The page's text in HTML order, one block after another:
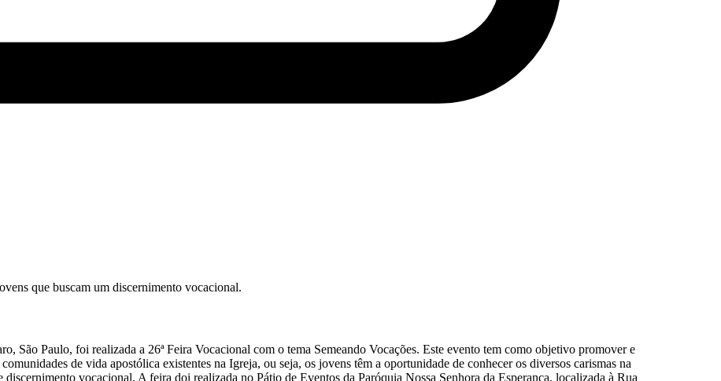
que buscam um discernimento vocacional.
São Paulo, foi realizada a 26ª Feira Vocacional com o tema Semeando Vocações. Este evento tem como objetivo promover e
de vida apostólica existentes na Igreja, ou seja, os jovens têm a oportunidade de conhecer os diversos carismas na
vocacional. A feira doi realizada no Pátio de Eventos da Paróquia Nossa Senhora da Esperança, localizada à Rua